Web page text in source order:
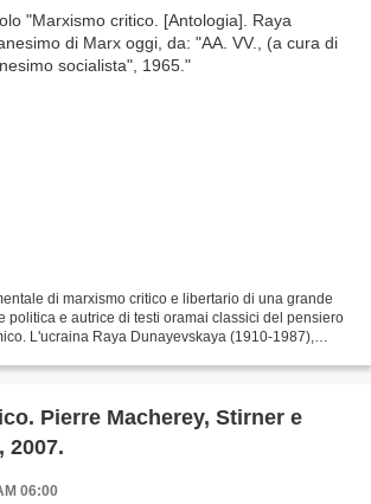
di marxismo critico e libertario di una grande
politica e autrice di testi oramai classici del pensiero
L'ucraina Raya Dunayevskaya (1910-1987),
Pierre Macherey, Stirner e
2007.
06:00